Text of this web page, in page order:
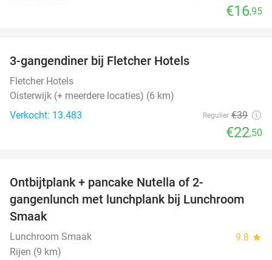
€16,95
3-gangendiner bij Fletcher Hotels
Fletcher Hotels
Oisterwijk (+ meerdere locaties) (6 km)
Verkocht: 13.483
Regulier €39
€22,50
Ontbijtplank + pancake Nutella of 2-
gangenlunch met lunchplank bij Lunchroom
Smaak
Lunchroom Smaak 9.8 star
Rijen (9 km)